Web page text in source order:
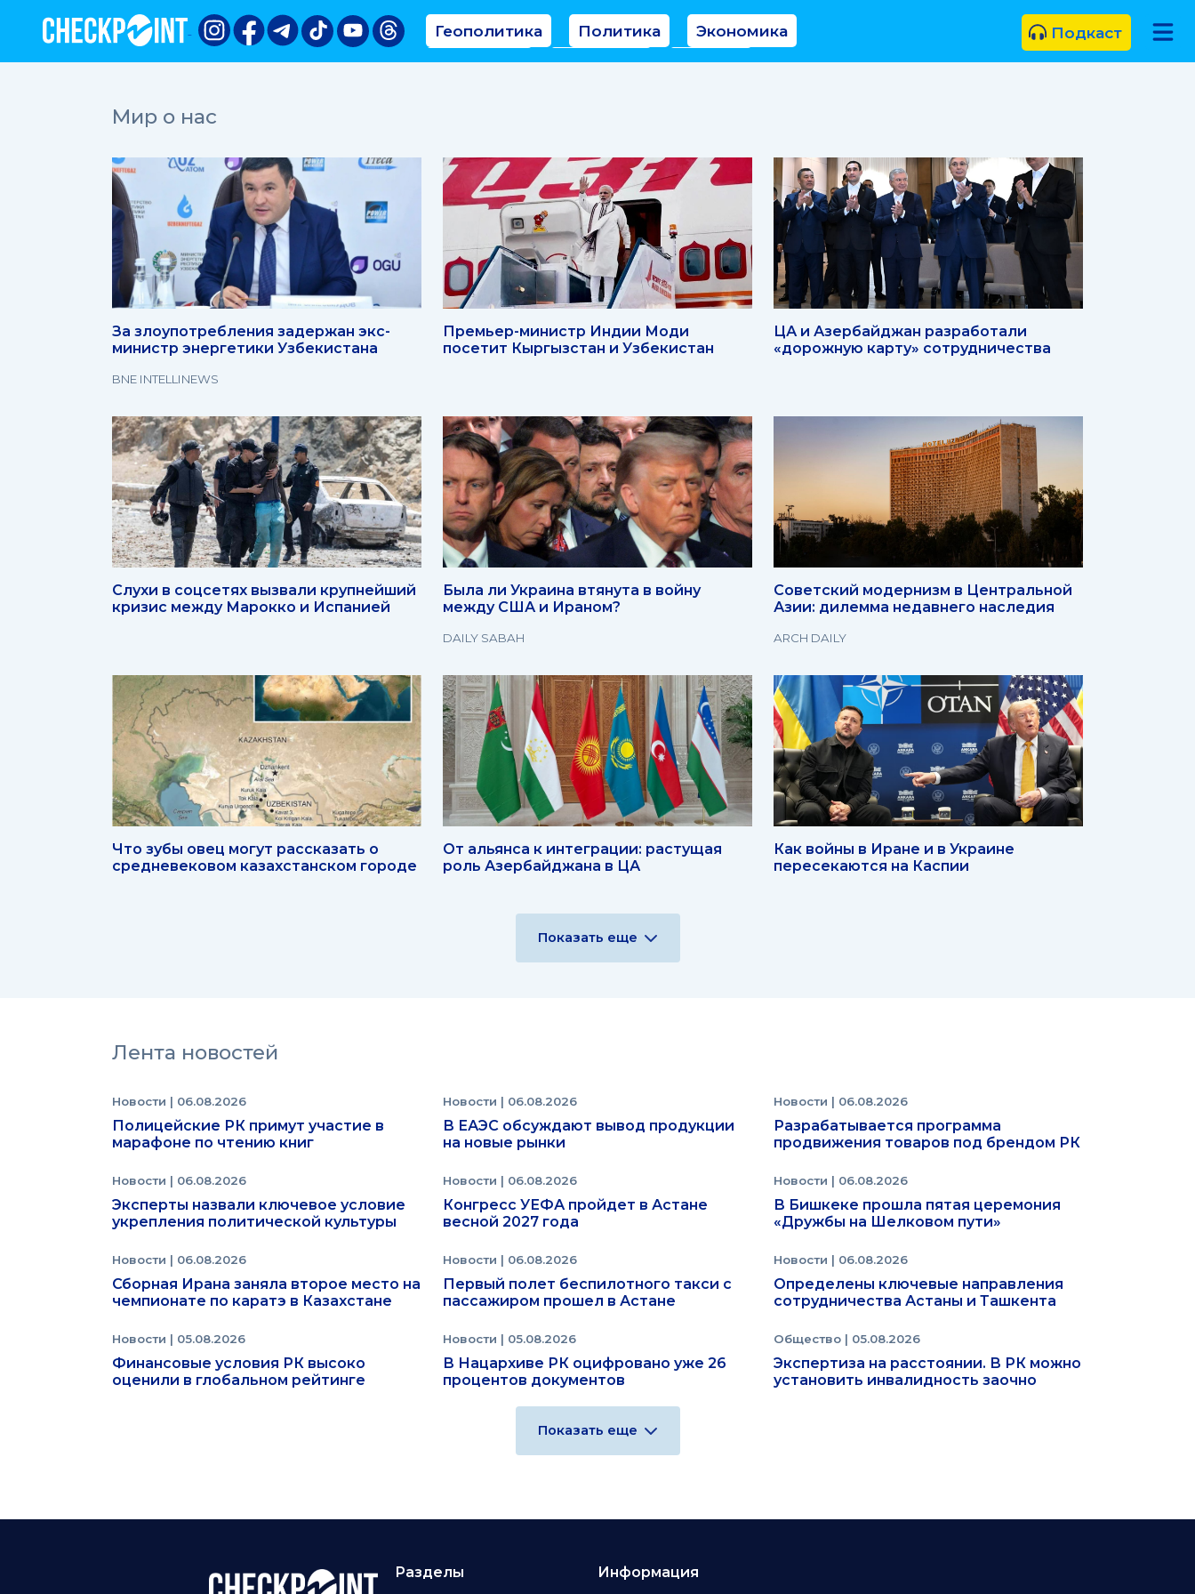
Геополитика Политика
Экономика
Аналитика
Интервью Мнение
Подкаст
Мир о нас
За злоупотребления задержан экс-
министр энергетики Узбекистана
BNE INTELLINEWS
Премьер-министр Индии Моди
посетит Кыргызстан и Узбекистан
ЦА и Азербайджан разработали
«дорожную карту» сотрудничества
Слухи в соцсетях вызвали крупнейший
кризис между Марокко и Испанией
Была ли Украина втянута в войну
между США и Ираном?
DAILY SABAH
Советский модернизм в Центральной
Азии: дилемма недавнего наследия
ARCH DAILY
Что зубы овец могут рассказать о
средневековом казахстанском городе
От альянса к интеграции: растущая
роль Азербайджана в ЦА
Как войны в Иране и в Украине
пересекаются на Каспии
Показать еще
Лента новостей
Новости | 06.08.2026
Полицейские РК примут участие в
марафоне по чтению книг
Новости | 06.08.2026
В ЕАЭС обсуждают вывод продукции
на новые рынки
Новости | 06.08.2026
Разрабатывается программа
продвижения товаров под брендом РК
Новости | 06.08.2026
Эксперты назвали ключевое условие
укрепления политической культуры
Новости | 06.08.2026
Конгресс УЕФА пройдет в Астане
весной 2027 года
Новости | 06.08.2026
В Бишкеке прошла пятая церемония
«Дружбы на Шелковом пути»
Новости | 06.08.2026
Сборная Ирана заняла второе место на
чемпионате по каратэ в Казахстане
Новости | 06.08.2026
Первый полет беспилотного такси с
пассажиром прошел в Астане
Новости | 06.08.2026
Определены ключевые направления
сотрудничества Астаны и Ташкента
Новости | 05.08.2026
Финансовые условия РК высоко
оценили в глобальном рейтинге
Новости | 05.08.2026
В Нацархиве РК оцифровано уже 26
процентов документов
Общество | 05.08.2026
Экспертиза на расстоянии. В РК можно
установить инвалидность заочно
Показать еще
Разделы Информация